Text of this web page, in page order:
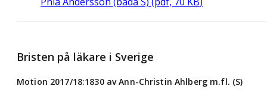
Bristen på läkare i Sverige
Motion 2017/18:1830 av Ann-Christin Ahlberg m.fl. (S)